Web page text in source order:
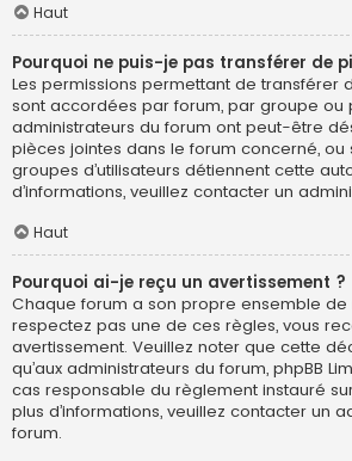
Haut
Pourquoi ne puis-je pas transférer de
Les permissions permettant de transférer
sont accordées par forum, par groupe ou
administrateurs du forum ont peut-être
pièces jointes dans le forum concerné, ou
groupes d’utilisateurs détiennent cette
d’informations, veuillez contacter un
Haut
Pourquoi ai-je reçu un avertissement ?
Chaque forum a son propre ensemble de
respectez pas une de ces règles, vous
avertissement. Veuillez noter que cette
qu’aux administrateurs du forum, phpBB
cas responsable du règlement instauré
plus d’informations, veuillez contacter un
forum.